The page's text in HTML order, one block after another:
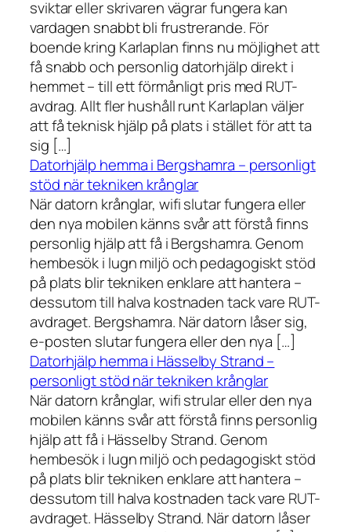
sviktar eller skrivaren vägrar fungera kan
vardagen snabbt bli frustrerande. För
boende kring Karlaplan finns nu möjlighet att
få snabb och personlig datorhjälp direkt i
hemmet – till ett förmånligt pris med RUT-
avdrag. Allt fler hushåll runt Karlaplan väljer
att få teknisk hjälp på plats i stället för att ta
sig […]
Datorhjälp hemma i Bergshamra – personligt
stöd när tekniken krånglar
När datorn krånglar, wifi slutar fungera eller
den nya mobilen känns svår att förstå finns
personlig hjälp att få i Bergshamra. Genom
hembesök i lugn miljö och pedagogiskt stöd
på plats blir tekniken enklare att hantera –
dessutom till halva kostnaden tack vare RUT-
avdraget. Bergshamra. När datorn låser sig,
e-posten slutar fungera eller den nya […]
Datorhjälp hemma i Hässelby Strand –
personligt stöd när tekniken krånglar
När datorn krånglar, wifi strular eller den nya
mobilen känns svår att förstå finns personlig
hjälp att få i Hässelby Strand. Genom
hembesök i lugn miljö och pedagogiskt stöd
på plats blir tekniken enklare att hantera –
dessutom till halva kostnaden tack vare RUT-
avdraget. Hässelby Strand. När datorn låser